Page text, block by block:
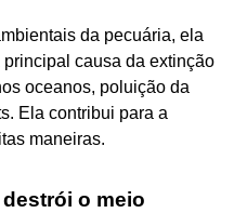
da pecuária, ela
causa da extinção
oceanos, poluição da
Ela contribui para a
maneiras.
o meio